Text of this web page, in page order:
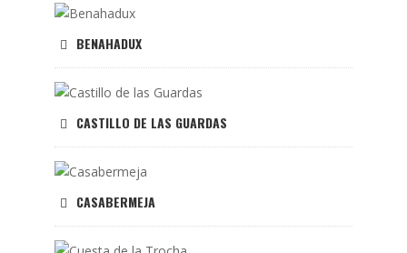
BENAHADUX
CASTILLO DE LAS GUARDAS
CASABERMEJA